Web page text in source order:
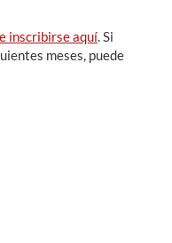
inscribirse aquí. Si
meses, puede